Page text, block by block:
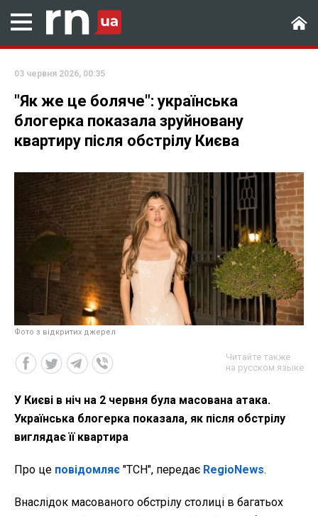
03 червня 2026, 00:35
"Як же це боляче": українська
блогерка показала зруйновану
квартиру після обстрілу Києва
Фото з відкритих джерел
Читайте также
на русском языке
У Києві в ніч на 2 червня була масована атака.
Українська блогерка показала, як після обстрілу
виглядає її квартира
Про це повідомляє "ТСН", передає RegioNews.
Внаслідок масованого обстрілу столиці в багатьох